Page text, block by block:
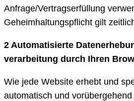
Anfrage/Vertragserfüllung
Geheimhaltungspflicht gilt
2 Automatisierte
verarbeitung durch Ihren
Wie jede Website erhebt und
automatisch und